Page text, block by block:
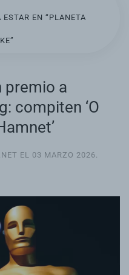
EN “PLANETA
premio a
compiten ‘O
EL 03 MARZO 2026.